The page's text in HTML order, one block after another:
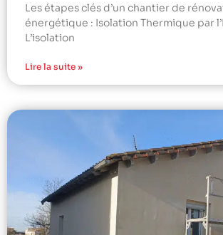
Les étapes clés d’un chantier de
énergétique : Isolation Thermique par
L’isolation
Lire la suite »